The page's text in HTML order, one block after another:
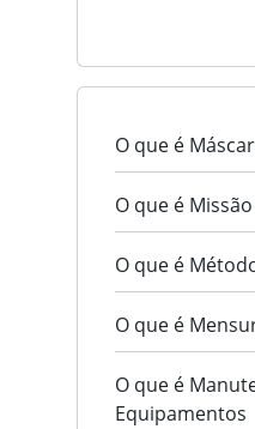
O que é
O que é
O que é
O que é
O que é
Equipamentos